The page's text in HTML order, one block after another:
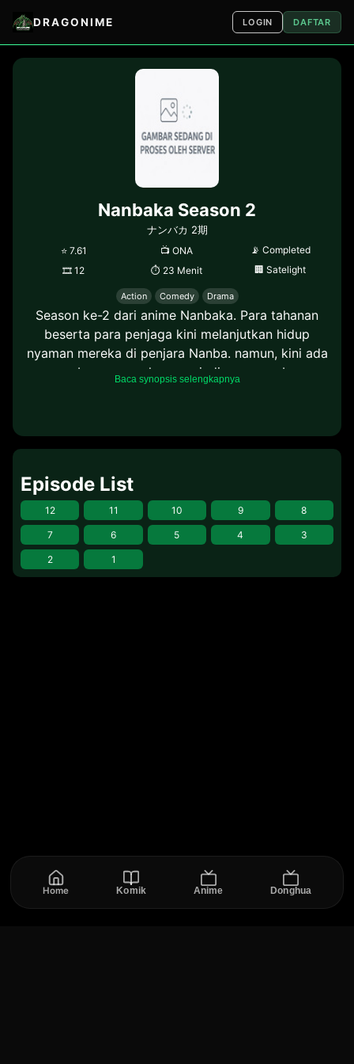
DRAGONIME LOGIN DAFTAR
Nanbaka Season 2
ナンバカ 2期
⭐ 7.61 📺ONA 📡 Completed
🎞12 ⏱ 23 Menit 🏢Satelight
Action Comedy Drama
Season ke-2 dari anime Nanbaka. Para tahanan
beserta para penjaga kini melanjutkan hidup
nyaman mereka di penjara Nanba. namun, kini ada
orang baru yang akan menjadi ancaman besar
selanjutnya?
Baca synopsis selengkapnya
Episode List
12 11 10 9 8
7 6 5 4 3
2 1
Home Komik Anime Donghua